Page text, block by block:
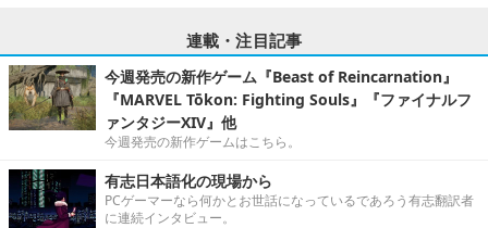
連載・注目記事
今週発売の新作ゲーム『Beast of Reincarnation』
『MARVEL Tōkon: Fighting Souls』『ファイナルフ
ァンタジーXIV』他
今週発売の新作ゲームはこちら。
有志日本語化の現場から
PCゲーマーなら何かとお世話になっているであろう有志翻訳者
に連続インタビュー。